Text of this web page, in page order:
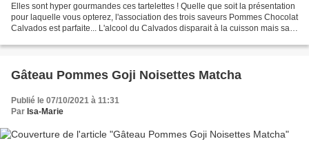
Elles sont hyper gourmandes ces tartelettes ! Quelle que soit la présentation
pour laquelle vous opterez, l'association des trois saveurs Pommes Chocolat
Calvados est parfaite... L'alcool du Calvados disparait à la cuisson mais sa
Gâteau Pommes Goji Noisettes Matcha
Publié le 07/10/2021 à 11:31
Par Isa-Marie